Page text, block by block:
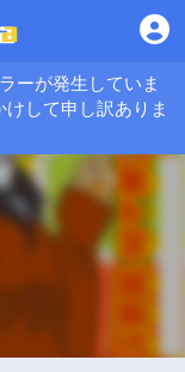
ーが発生していま
して申し訳ありま